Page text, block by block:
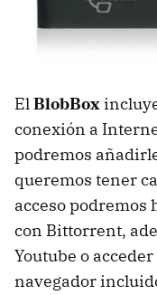
ElBlobBox
conexión a
podremos
queremos tener
acceso podremos
con Bittorrent,
Youtube o
navegador